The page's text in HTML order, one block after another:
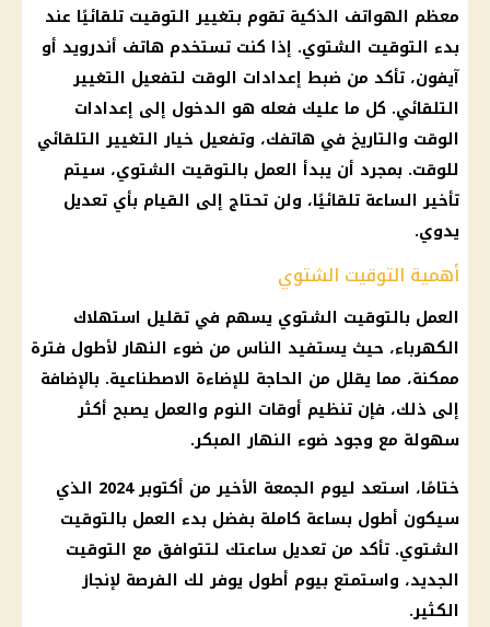
معظم الهواتف الذكية تقوم بتغيير التوقيت تلقائيًا عند
بدء التوقيت الشتوي. إذا كنت تستخدم هاتف أندرويد أو
آيفون، تأكد من ضبط إعدادات الوقت لتفعيل التغيير
التلقائي. كل ما عليك فعله هو الدخول إلى إعدادات
الوقت والتاريخ في هاتفك، وتفعيل خيار التغيير التلقائي
للوقت. بمجرد أن يبدأ العمل بالتوقيت الشتوي، سيتم
تأخير الساعة تلقائيًا، ولن تحتاج إلى القيام بأي تعديل
يدوي.
أهمية التوقيت الشتوي
العمل بالتوقيت الشتوي يسهم في تقليل استهلاك
الكهرباء، حيث يستفيد الناس من ضوء النهار لأطول فترة
ممكنة، مما يقلل من الحاجة للإضاءة الاصطناعية. بالإضافة
إلى ذلك، فإن تنظيم أوقات النوم والعمل يصبح أكثر
سهولة مع وجود ضوء النهار المبكر.
ختامًا، استعد ليوم الجمعة الأخير من أكتوبر 2024 الذي
سيكون أطول بساعة كاملة بفضل بدء العمل بالتوقيت
الشتوي. تأكد من تعديل ساعتك لتتوافق مع التوقيت
الجديد، واستمتع بيوم أطول يوفر لك الفرصة لإنجاز
الكثير.